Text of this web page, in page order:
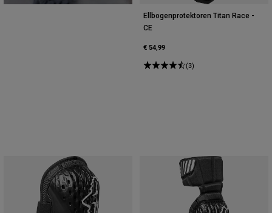
Ellbogenprotektoren Titan Race -
CE
€ 54,99
(3)